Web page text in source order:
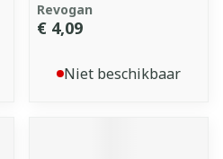
Revogan
€ 4,09
Niet beschikbaar